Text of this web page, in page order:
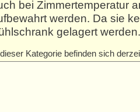
bei Zimmertemperatur
werden. Da sie
gelagert werden.
Kategorie befinden sich